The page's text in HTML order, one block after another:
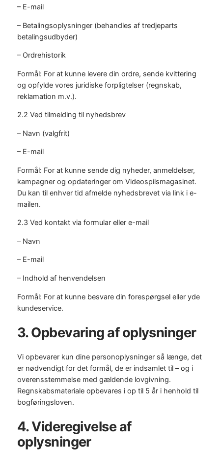
– E-mail
– Betalingsoplysninger (behandles af tredjeparts
betalingsudbyder)
– Ordrehistorik
Formål: For at kunne levere din ordre, sende kvittering
og opfylde vores juridiske forpligtelser (regnskab,
reklamation m.v.).
2.2 Ved tilmelding til nyhedsbrev
– Navn (valgfrit)
– E-mail
Formål: For at kunne sende dig nyheder, anmeldelser,
kampagner og opdateringer om Videospilsmagasinet.
Du kan til enhver tid afmelde nyhedsbrevet via link i e-
mailen.
2.3 Ved kontakt via formular eller e-mail
– Navn
– E-mail
– Indhold af henvendelsen
Formål: For at kunne besvare din forespørgsel eller yde
kundeservice.
3. Opbevaring af oplysninger
Vi opbevarer kun dine personoplysninger så længe, det
er nødvendigt for det formål, de er indsamlet til – og i
overensstemmelse med gældende lovgivning.
Regnskabsmateriale opbevares i op til 5 år i henhold til
bogføringsloven.
4. Videregivelse af
oplysninger